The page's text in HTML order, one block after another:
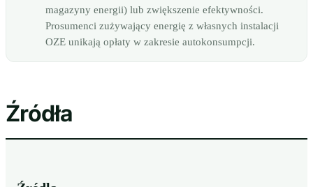
magazyny energii) lub zwiększenie efektywności.
Prosumenci zużywający energię z własnych instalacji
OZE unikają opłaty w zakresie autokonsumpcji.
Źródła